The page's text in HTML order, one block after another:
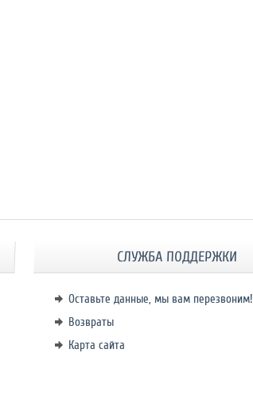
СЛУЖБА ПОДДЕРЖКИ
Оставьте данные, мы вам перезвоним!
Возвраты
Карта сайта